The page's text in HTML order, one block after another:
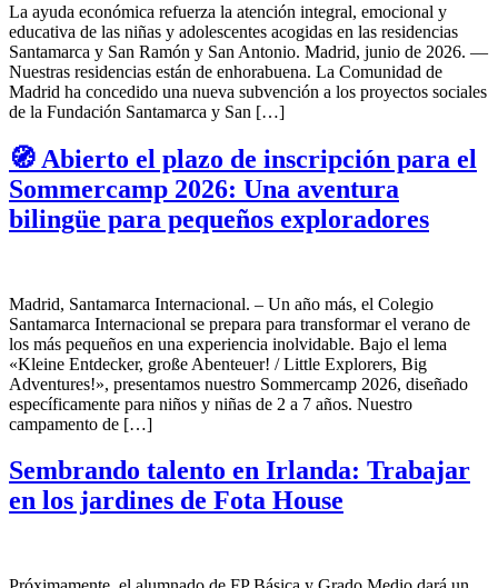
La ayuda económica refuerza la atención integral, emocional y
educativa de las niñas y adolescentes acogidas en las residencias
Santamarca y San Ramón y San Antonio. Madrid, junio de 2026. —
Nuestras residencias están de enhorabuena. La Comunidad de
Madrid ha concedido una nueva subvención a los proyectos sociales
de la Fundación Santamarca y San […]
🧭 Abierto el plazo de inscripción para el
Sommercamp 2026: Una aventura
bilingüe para pequeños exploradores
Madrid, Santamarca Internacional. – Un año más, el Colegio
Santamarca Internacional se prepara para transformar el verano de
los más pequeños en una experiencia inolvidable. Bajo el lema
«Kleine Entdecker, große Abenteuer! / Little Explorers, Big
Adventures!», presentamos nuestro Sommercamp 2026, diseñado
específicamente para niños y niñas de 2 a 7 años. Nuestro
campamento de […]
Sembrando talento en Irlanda: Trabajar
en los jardines de Fota House